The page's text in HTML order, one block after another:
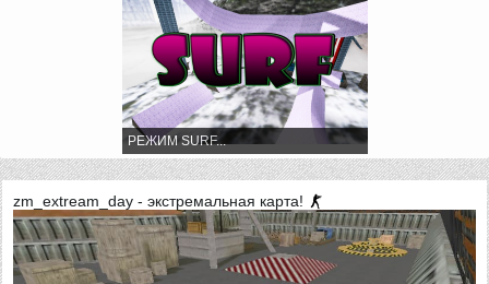
РЕЖИМ SURF...
zm_extream_day - экстремальная карта!